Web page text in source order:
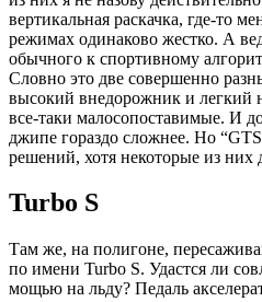
вертикальная раскачка, где-то
режимах одинаково жестко. А
обычного к спортивному
Словно это две совершенно
высокий внедорожник и легкий
все-таки малосопоставимые. И
джипе гораздо сложнее. Но
решений, хотя некоторые из них
Turbo S
Там же, на полигоне,
по имени Turbo S. Удастся ли
мощью на льду? Педаль